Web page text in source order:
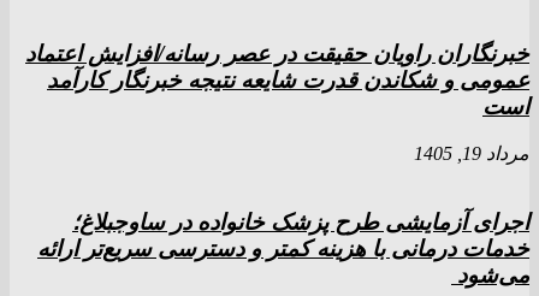
خبرنگاران راویان حقیقت در عصر رسانه/افزایش اعتماد
عمومی و شکاندن قدرت شایعه نتیجه خبرنگار کارآمد
است
مرداد 19, 1405
اجرای آزمایشی طرح پزشک خانواده در ساوجبلاغ؛
خدمات درمانی با هزینه کمتر و دسترسی سریع‌تر ارائه
می‌شود